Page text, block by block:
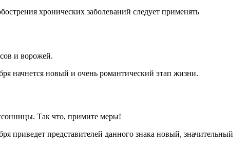
хронических заболеваний следует применять
и ворожей.
начнется новый и очень романтический этап жизни.
Так что, примите меры!
приведет представителей данного знака новый, значительный